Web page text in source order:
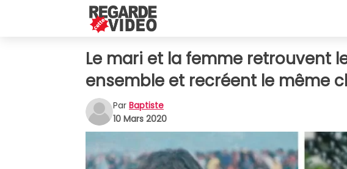
Le mari et la femme retrouvent
ensemble et recréent le même
Par Baptiste
10 Mars 2020